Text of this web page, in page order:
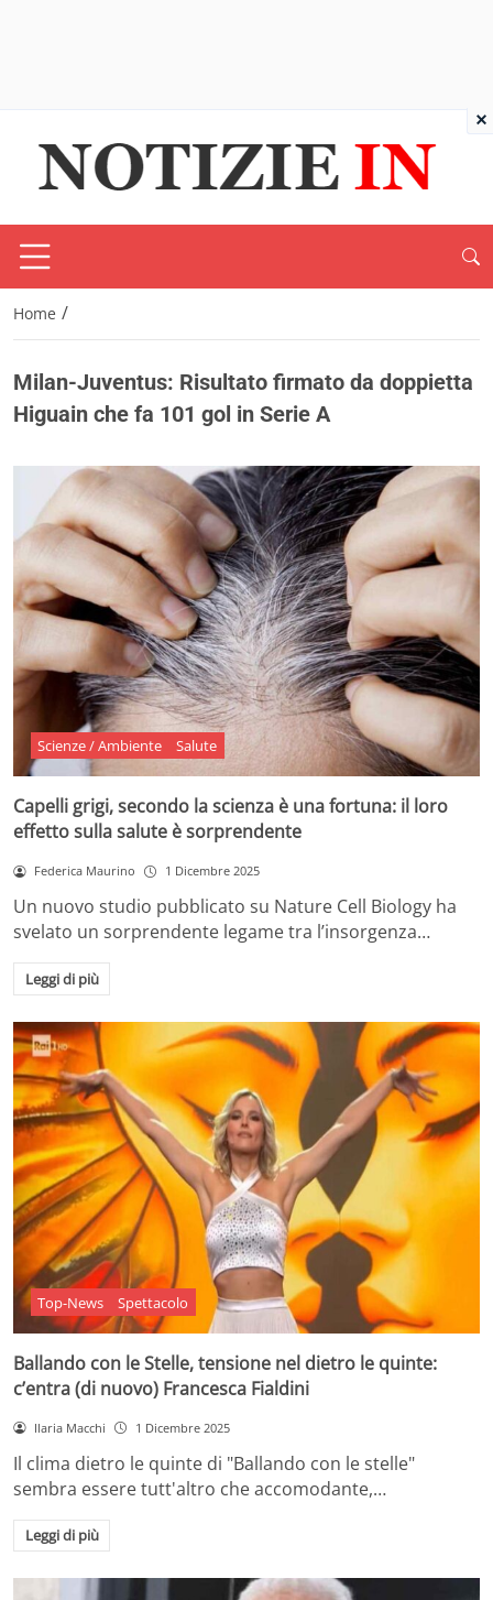
Home /
Milan-Juventus: Risultato firmato da doppietta
Higuain che fa 101 gol in Serie A
Scienze / Ambiente Salute
Capelli grigi, secondo la scienza è una fortuna: il loro
effetto sulla salute è sorprendente
Federica Maurino 1 Dicembre 2025
Un nuovo studio pubblicato su Nature Cell Biology ha
svelato un sorprendente legame tra l’insorgenza…
Leggi di più
Top-News Spettacolo
Ballando con le Stelle, tensione nel dietro le quinte:
c’entra (di nuovo) Francesca Fialdini
Ilaria Macchi 1 Dicembre 2025
Il clima dietro le quinte di "Ballando con le stelle"
sembra essere tutt'altro che accomodante,…
Leggi di più
×